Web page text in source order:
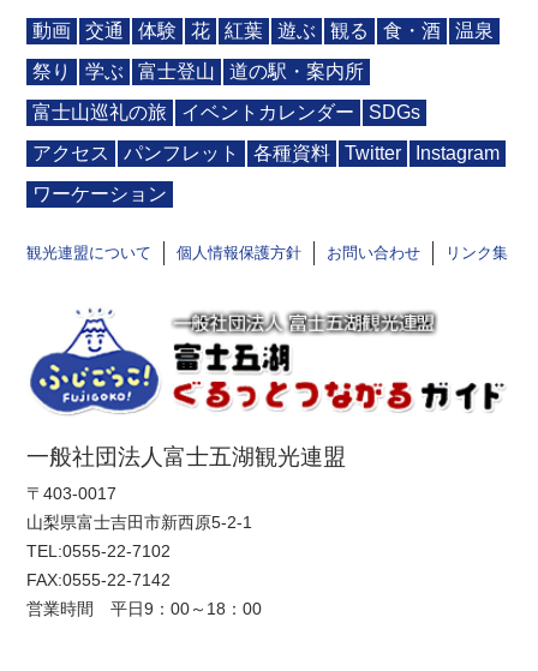
動画 交通 体験 花 紅葉 遊ぶ 観る 食・酒
温泉
祭り
学ぶ 富士登山
道の駅・案内所
富士山巡礼の旅
イベントカレンダー
SDGs
アクセス
パンフレット 各種資料 Twitter
Instagram
ワーケーション
観光連盟について 個人情報保護方針 お問い合わせ リンク集
一般社団法人富士五湖観光連盟
〒403-0017
山梨県富士吉田市新西原5-2-1
TEL:0555-22-7102
FAX:0555-22-7142
営業時間 平日9：00～18：00